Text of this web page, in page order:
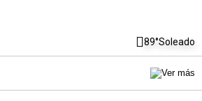
89°Soleado